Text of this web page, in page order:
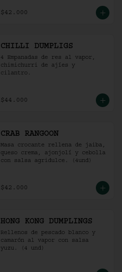
$42.000
CHILLI DUMPLIGS
4 Empanadas de res al vapor,
chimichurri de ajíes y
cilantro.
$44.000
CRAB RANGOON
Masa crocante rellena de jaiba,
queso crema, ajonjolí y cebolla
con salsa agridulce. (4und)
$42.000
HONG KONG DUMPLINGS
Rellenos de pescado blanco y
camarón al vapor con salsa
yuzu. (4 und)